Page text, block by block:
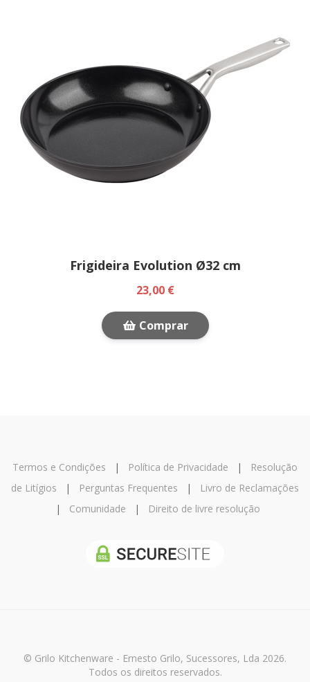
Frigideira Evolution Ø32 cm
23,00 €
Comprar
Termos e Condições | Política de Privacidade |
Resolução
de Litígios | Perguntas Frequentes |
Livro de Reclamações
| Comunidade | Direito de livre resolução
© Grilo Kitchenware - Ernesto Grilo, Sucessores, Lda 2026.
Todos os direitos reservados.